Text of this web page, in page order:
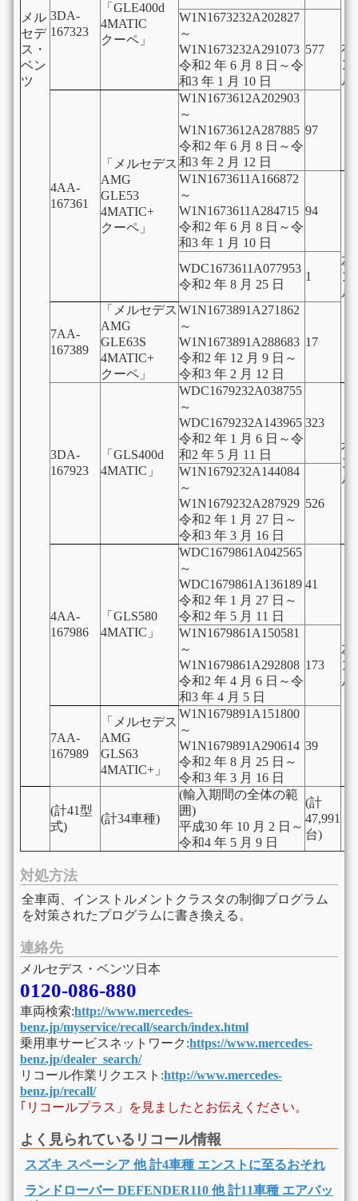
メル
セデ
ス・
ベン
ツ
3DA-
167323
「GLE400d
4MATIC
クーペ」
右
ン
ル
W1N1673232A202827
～
W1N1673232A291073
令和2 年 6 月 8 日～令
和3 年 1 月 10 日
577
4AA-
167361
「メルセデス
AMG
GLE53
4MATIC+
クーペ」
W1N1673612A202903
～
W1N1673612A287885
令和2 年 6 月 8 日～令
和3 年 2 月 12 日
97
W1N1673611A166872
～
W1N1673611A284715
令和2 年 6 月 8 日～令
和3 年 1 月 10 日
94
左
ン
ル
WDC1673611A077953
令和2 年 8 月 25 日
1
7AA-
167389
「メルセデス
AMG
GLE63S
4MATIC+
クーペ」
W1N1673891A271862
～
W1N1673891A288683
令和2 年 12 月 9 日～
令和3 年 2 月 12 日
17
3DA-
167923
「GLS400d
4MATIC」
WDC1679232A038755
～
WDC1679232A143965
令和2 年 1 月 6 日～令
和2 年 5 月 11 日
323
右
ン
ル
W1N1679232A144084
～
W1N1679232A287929
令和2 年 1 月 27 日～
令和3 年 3 月 16 日
526
4AA-
167986
「GLS580
4MATIC」
WDC1679861A042565
～
WDC1679861A136189
令和2 年 1 月 27 日～
令和2 年 5 月 11 日
41
左
ン
ル
W1N1679861A150581
～
W1N1679861A292808
令和2 年 4 月 6 日～令
和3 年 4 月 5 日
173
7AA-
167989
「メルセデス
AMG
GLS63
4MATIC+」
W1N1679891A151800
～
W1N1679891A290614
令和2 年 8 月 25 日～
令和3 年 3 月 16 日
39
(計41型
式)
(計34車種)
(輸入期間の全体の範
囲)
平成30 年 10 月 2 日～
令和4 年 5 月 9 日
(計
47,991
台)
対処方法
全車両、インストルメントクラスタの制御プログラム
を対策されたプログラムに書き換える。
連絡先
メルセデス・ベンツ日本
0120-086-880
車両検索:http://www.mercedes-
benz.jp/myservice/recall/search/index.html
乗用車サービスネットワーク:https://www.mercedes-
benz.jp/dealer_search/
リコール作業リクエスト:http://www.mercedes-
benz.jp/recall/
｢リコールプラス」を見ましたとお伝えください。
よく見られているリコール情報
スズキ スペーシア 他 計4車種 エンストに至るおそれ
ランドローバー DEFENDER110 他 計11車種 エアバッ